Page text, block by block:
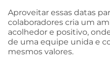
Aproveitar essas datas
colaboradores cria um
acolhedor e positivo,
de uma equipe unida e
mesmos valores.